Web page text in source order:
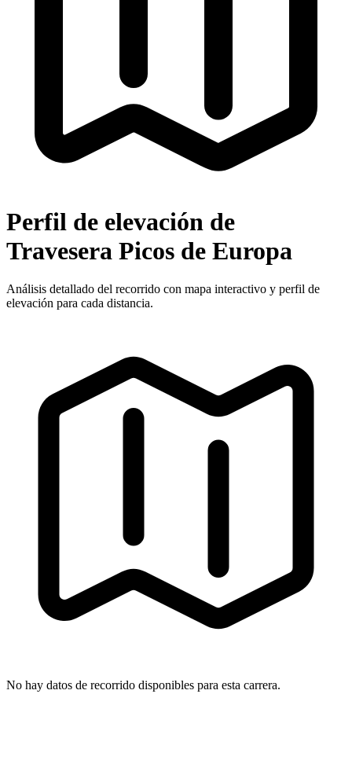
Perfil de elevación de
Travesera Picos de Europa
Análisis detallado del recorrido con mapa interactivo y perfil de
elevación para cada distancia.
No hay datos de recorrido disponibles para esta carrera.